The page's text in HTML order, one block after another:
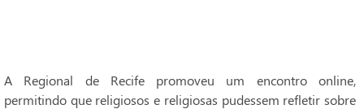
A Regional de Recife promoveu um encontro online,
permitindo que religiosos e religiosas pudessem refletir sobre